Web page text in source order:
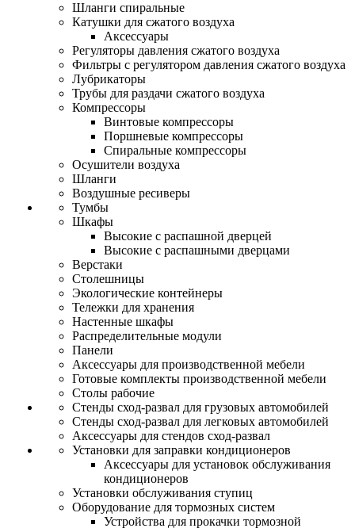
Шланги спиральные
Катушки для сжатого воздуха
Аксессуары
Регуляторы давления сжатого воздуха
Фильтры с регулятором давления сжатого воздуха
Лубрикаторы
Трубы для раздачи сжатого воздуха
Компрессоры
Винтовые компрессоры
Поршневые компрессоры
Спиральные компрессоры
Осушители воздуха
Шланги
Воздушные ресиверы
Тумбы
Шкафы
Высокие с распашной дверцей
Высокие с распашными дверцами
Верстаки
Столешницы
Экологические контейнеры
Тележки для хранения
Настенные шкафы
Распределительные модули
Панели
Аксессуары для производственной мебели
Готовые комплекты производственной мебели
Столы рабочие
Стенды сход-развал для грузовых автомобилей
Стенды сход-развал для легковых автомобилей
Аксессуары для стендов сход-развал
Установки для заправки кондиционеров
Аксессуары для установок обслуживания
кондиционеров
Установки обслуживания ступиц
Оборудование для тормозных систем
Устройства для прокачки тормозной